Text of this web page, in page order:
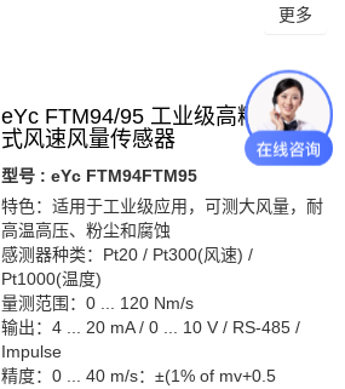
更多
eYc FTM94/95 工业级高精度热线
式风速风量传感器
型号 : eYc FTM94FTM95
特色：适用于工业级应用，可测大风量，耐
高温高压、粉尘和腐蚀
感测器种类：Pt20 / Pt300(风速) /
Pt1000(温度)
量测范围：0 ... 120 Nm/s
输出：4 ... 20 mA / 0 ... 10 V / RS-485 /
Impulse
精度：0 ... 40 m/s：±(1% of mv+0.5